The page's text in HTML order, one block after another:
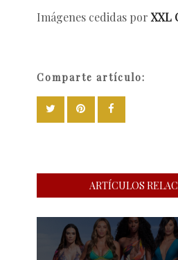
Imágenes cedidas por XXL
Comparte artículo:
ARTÍCULOS